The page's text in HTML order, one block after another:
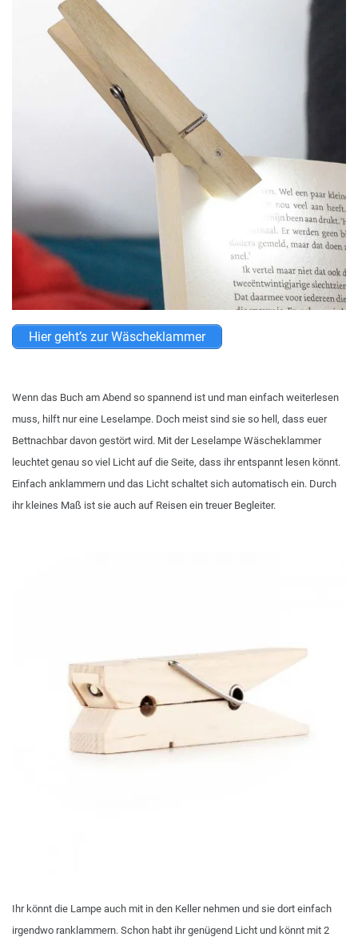
Hier geht’s zur Wäscheklammer
Wenn das Buch am Abend so spannend ist und man einfach weiterlesen
muss, hilft nur eine Leselampe. Doch meist sind sie so hell, dass euer
Bettnachbar davon gestört wird. Mit der Leselampe Wäscheklammer
leuchtet genau so viel Licht auf die Seite, dass ihr entspannt lesen könnt.
Einfach anklammern und das Licht schaltet sich automatisch ein. Durch
ihr kleines Maß ist sie auch auf Reisen ein treuer Begleiter.
Ihr könnt die Lampe auch mit in den Keller nehmen und sie dort einfach
irgendwo ranklammern. Schon habt ihr genügend Licht und könnt mit 2